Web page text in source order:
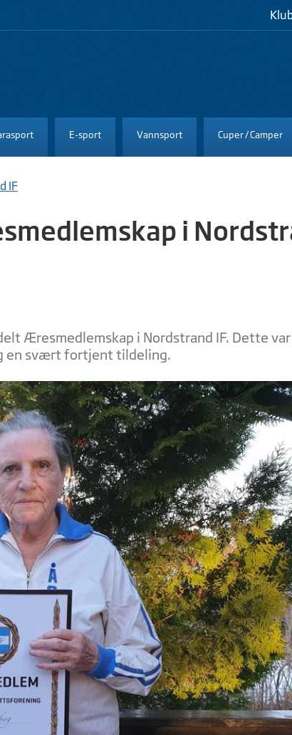
E-sport Vannsport Cuper / Camper
IF
i
Æresmedlemskap i Nordstrand IF. Dette
en svært fortjent tildeling.